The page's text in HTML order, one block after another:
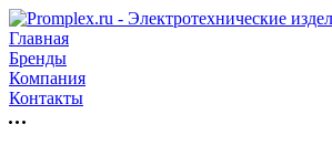
Главная
Бренды
Компания
Контакты